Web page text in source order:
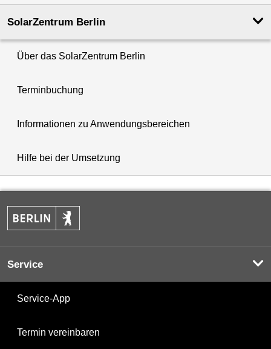
SolarZentrum Berlin
Über das SolarZentrum Berlin
Terminbuchung
Informationen zu Anwendungsbereichen
Hilfe bei der Umsetzung
Service
Service-App
Termin vereinbaren